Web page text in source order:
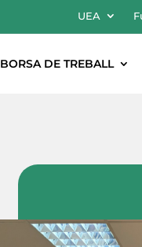
UEA
BORSA DE TREBALL